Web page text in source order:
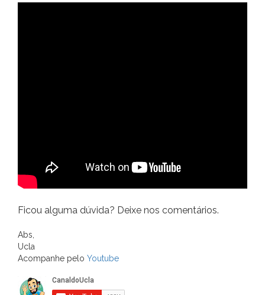
Ficou alguma dúvida? Deixe nos comentários.
Abs,
Ucla
Acompanhe pelo Youtube